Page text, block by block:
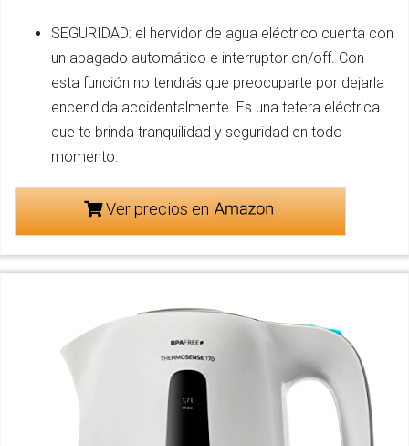
SEGURIDAD: el hervidor de agua eléctrico cuenta con
un apagado automático e interruptor on/off. Con
esta función no tendrás que preocuparte por dejarla
encendida accidentalmente. Es una tetera eléctrica
que te brinda tranquilidad y seguridad en todo
momento.
Ver precios en